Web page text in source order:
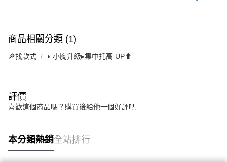
商品相關分類 (1)
🔎找款式 ◗ 小胸升級▸集中托高 UP⬆
評價
喜歡這個商品嗎？購買後給他一個好評吧
本分類熱銷全站排行